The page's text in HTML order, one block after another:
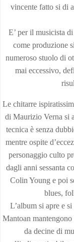
vincente fatto si di
E’ per il musicista
come produzione
numeroso stuolo di
mai eccessivo,
Le chitarre
di Maurizio Verna si
tecnica è senza
mentre ospite
personaggio culto
dagli anni sessanta
Colin Young e poi
blues,
L’album si apre e
Mantoan mantengono
da decine di